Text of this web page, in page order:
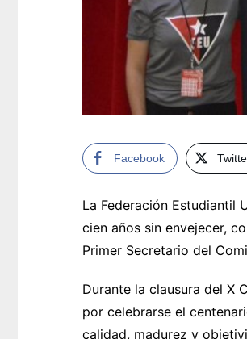
Facebook
La Federación Estudiantil
cien años sin envejecer,
Primer Secretario del
Durante la clausura del X
por celebrarse el
calidad, madurez y